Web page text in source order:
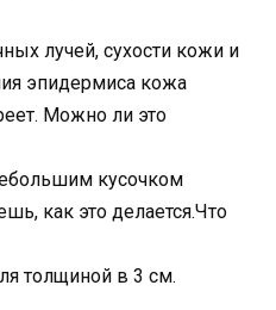
лучей, сухости кожи и
эпидермиса кожа
Можно ли это
кусочком
как это делается.Что
толщиной в 3 см.